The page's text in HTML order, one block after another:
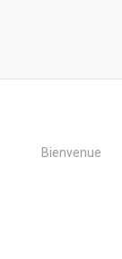
Bienvenue